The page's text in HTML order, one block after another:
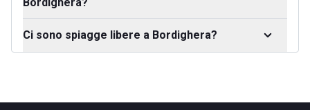
Ci sono spiagge libere a Bordighera?